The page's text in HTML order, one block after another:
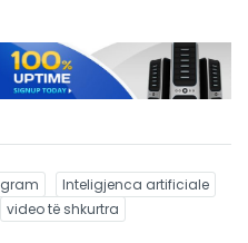
Inteligjenca artificiale
video të shkurtra